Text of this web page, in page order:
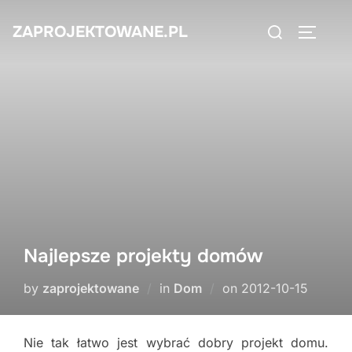
ZAPROJEKTOWANE.PL
Search
Najlepsze projekty domów
by zaprojektowane in Dom on Posted
2012-10-15
Nie tak łatwo jest wybrać dobry projekt domu.